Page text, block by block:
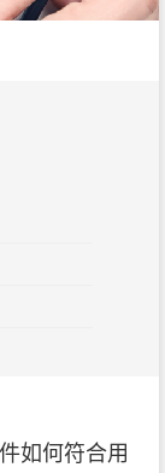
如何符合用